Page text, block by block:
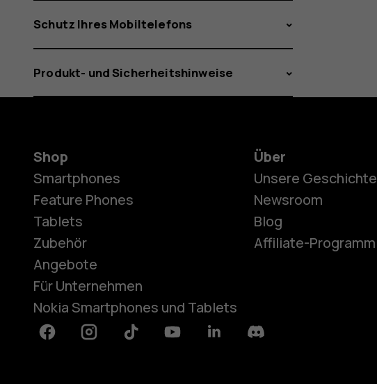
Schutz Ihres Mobiltelefons
Produkt- und Sicherheitshinweise
Shop
Smartphones
Feature Phones
Tablets
Zubehör
Angebote
Für Unternehmen
Nokia Smartphones und Tablets
Über
Unsere Geschichte
Newsroom
Blog
Affiliate-Programm
FacebookInstagramTiktok YoutubeLinkedinDiscord